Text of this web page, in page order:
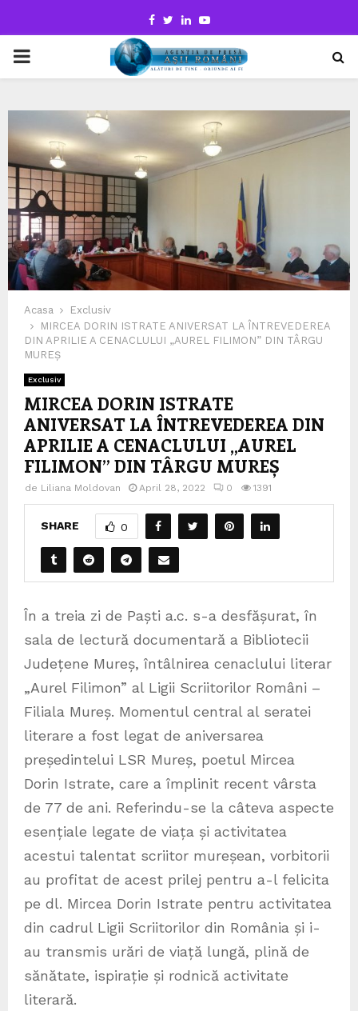
Facebook
TwitterLinkedinYoutube
PRIMARY
Acasa
Exclusiv
MIRCEA DORIN ISTRATE ANIVERSAT LA ÎNTREVEDEREA
DIN APRILIE A CENACLULUI „AUREL FILIMON” DIN TÂRGU
MUREȘ
Exclusiv
MIRCEA DORIN ISTRATE
ANIVERSAT LA ÎNTREVEDEREA DIN
APRILIE A CENACLULUI „AUREL
FILIMON” DIN TÂRGU MUREȘ
de Liliana Moldovan April 28, 2022 0 1391
SHARE 0
În a treia zi de Paști a.c. s-a desfășurat, în
sala de lectură documentară a Bibliotecii
Județene Mureș, întâlnirea cenaclului literar
„Aurel Filimon” al Ligii Scriitorilor Români –
Filiala Mureș. Momentul central al seratei
literare a fost legat de aniversarea
președintelui LSR Mureș, poetul Mircea
Dorin Istrate, care a împlinit recent vârsta
de 77 de ani. Referindu-se la câteva aspecte
esențiale legate de viața și activitatea
acestui talentat scriitor mureșean, vorbitorii
au profitat de acest prilej pentru a-l felicita
pe dl. Mircea Dorin Istrate pentru activitatea
din cadrul Ligii Scriitorilor din România și i-
au transmis urări de viață lungă, plină de
sănătate, ispirație și rodnică activitate
literară.